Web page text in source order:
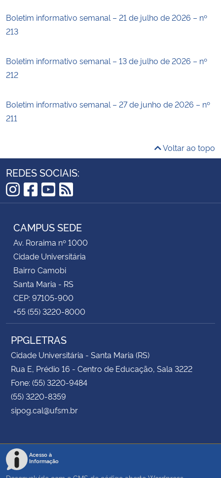
Boletim informativo semanal – 21 de julho de 2026 – nº
213
Boletim informativo semanal – 13 de julho de 2026 – nº
212
Boletim informativo semanal – 27 de junho de 2026 – nº
211
Voltar ao topo
REDES SOCIAIS:
Instagram
Facebook
YouTube
RSS
CAMPUS SEDE
Av. Roraima nº 1000
Cidade Universitária
Bairro Camobi
Santa Maria - RS
CEP: 97105-900
+55 (55) 3220-8000
PPGLETRAS
Cidade Universitária - Santa Maria (RS)
Rua E, Prédio 16 - Centro de Educação, Sala 3222
Fone: (55) 3220-9484
(55) 3220-8359
sipog.cal@ufsm.br
Acesso à
Informação